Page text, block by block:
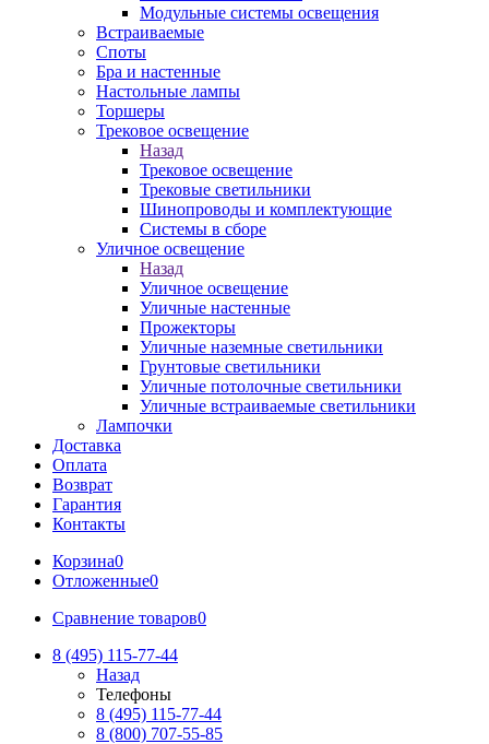
Модульные системы освещения
Встраиваемые
Споты
Бра и настенные
Настольные лампы
Торшеры
Трековое освещение
Назад
Трековое освещение
Трековые светильники
Шинопроводы и комплектующие
Системы в сборе
Уличное освещение
Назад
Уличное освещение
Уличные настенные
Прожекторы
Уличные наземные светильники
Грунтовые светильники
Уличные потолочные светильники
Уличные встраиваемые светильники
Лампочки
Доставка
Оплата
Возврат
Гарантия
Контакты
Корзина0
Отложенные0
Сравнение товаров0
8 (495) 115-77-44
Назад
Телефоны
8 (495) 115-77-44
8 (800) 707-55-85